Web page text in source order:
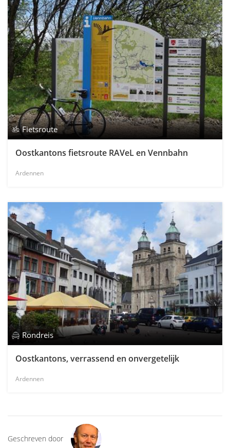
Fietsroute
Oostkantons fietsroute RAVeL en Vennbahn
Ardennen
Rondreis
Oostkantons, verrassend en onvergetelijk
Ardennen
Geschreven door